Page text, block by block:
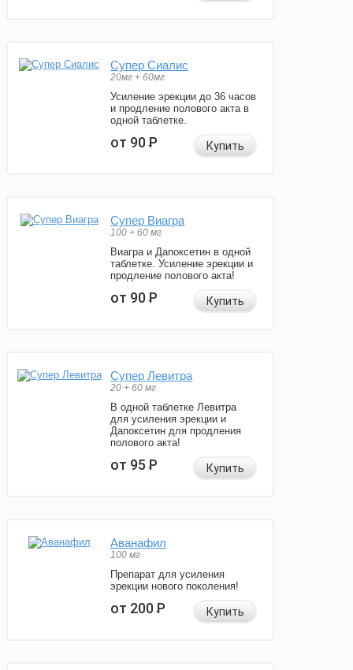
Супер Сиалис
20мг + 60мг
Усиление эрекции до 36 часов
и продление полового акта в
одной таблетке.
от 90Р Купить
Супер Виагра
100 + 60 мг
Виагра и Дапоксетин в одной
таблетке. Усиление эрекции и
продление полового акта!
от 90Р Купить
Супер Левитра
20 + 60 мг
В одной таблетке Левитра
для усиления эрекции и
Дапоксетин для продления
полового акта!
от 95Р Купить
Аванафил
100 мг
Препарат для усиления
эрекции нового поколения!
от 200Р Купить